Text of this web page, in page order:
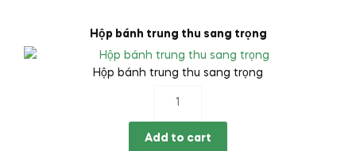
Hộp bánh trung thu sang trọng
Hộp bánh trung thu sang trọng
trung
Add to cart